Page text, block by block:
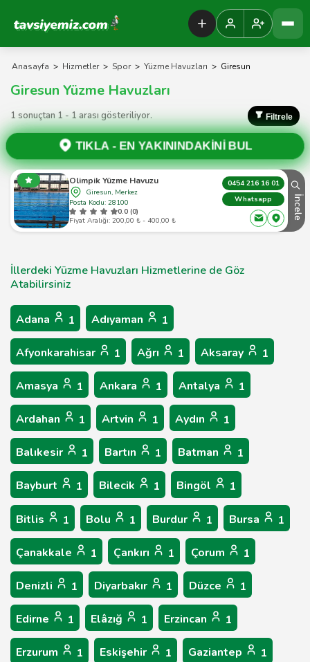
Tavsiyemiz Anasayfa
Anasayfa > Hizmetler > Spor > Yüzme Havuzları > Giresun
Giresun Yüzme Havuzları
1 sonuçtan 1 - 1 arası gösteriliyor. Filtrele
TIKLA -EN YAKININDAKİNİ BUL
Olimpik Yüzme Havuzu
Giresun, Merkez
Posta Kodu: 28100
0.0 (0)
Fiyat Aralığı: 200,00 ₺ - 400,00 ₺
0454 216 16 01
Whatsapp
İncele
İllerdeki Yüzme Havuzları Hizmetlerine de Göz
Atabilirsiniz
Adana 1 Adıyaman 1
Afyonkarahisar 1 Ağrı 1 Aksaray 1
Amasya 1 Ankara 1 Antalya 1
Ardahan 1 Artvin 1 Aydın 1
Balıkesir 1 Bartın 1 Batman 1
Bayburt 1 Bilecik 1 Bingöl 1
Bitlis 1 Bolu 1 Burdur 1 Bursa 1
Çanakkale 1 Çankırı 1 Çorum 1
Denizli 1 Diyarbakır 1 Düzce 1
Edirne 1 Elâzığ 1 Erzincan 1
Erzurum 1 Eskişehir 1 Gaziantep 1